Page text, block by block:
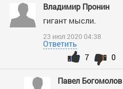
Владимир Пронин
гигант мысли.
23 июл 2020 04:38
Ответить
0
7
Павел Богомолов